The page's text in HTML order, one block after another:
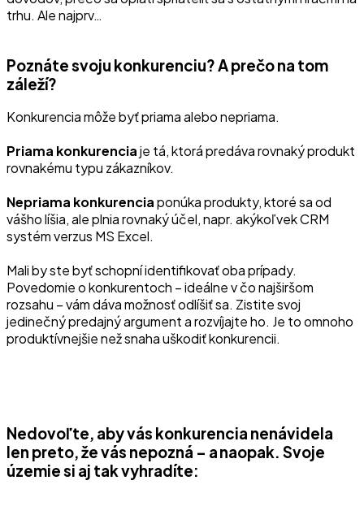
trhu. Ale najprv…
Poznáte svoju konkurenciu? A prečo na tom
záleží?
Konkurencia môže byť priama alebo nepriama.
Priama konkurenciaje tá, ktorá predáva rovnaký produkt
rovnakému typu zákazníkov.
Nepriama konkurenciaponúka produkty, ktoré sa od
vášho líšia, ale plnia rovnaký účel, napr. akýkoľvek CRM
systém verzus MS Excel.
Mali by ste byť schopní identifikovať oba prípady.
Povedomie o konkurentoch – ideálne v čo najširšom
rozsahu – vám dáva možnosť odlíšiť sa. Zistite svoj
jedinečný predajný argument a rozvíjajte ho. Je to omnoho
produktívnejšie než snaha uškodiť konkurencii.
Nedovoľte, aby vás konkurencia nenávidela
len preto, že vás nepozná – a naopak. Svoje
územie si aj tak vyhradíte: